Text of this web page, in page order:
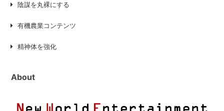
陰謀を丸裸にする
有機農業コンテンツ
精神体を強化
About